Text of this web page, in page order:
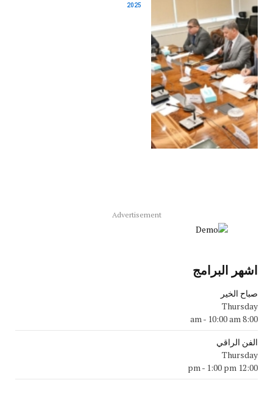
2025
Advertisement
اشهر البرامج
صباح الخير
Thursday
8:00 am
- 10:00 am
الفن الراقي
Thursday
12:00 pm
- 1:00 pm